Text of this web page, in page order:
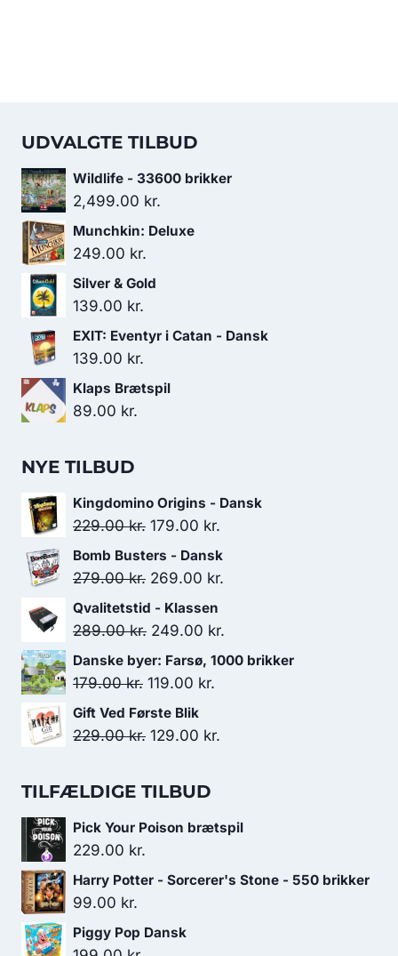
UDVALGTE TILBUD
Wildlife - 33600 brikker
2,499.00 kr.
Munchkin: Deluxe
249.00 kr.
Silver & Gold
139.00 kr.
EXIT: Eventyr i Catan - Dansk
139.00 kr.
Klaps Brætspil
89.00 kr.
NYE TILBUD
Kingdomino Origins - Dansk
229.00kr. Den
oprindelige
pris
229.00 kr..
179.00 kr.
aktuelle
pris
Bomb Busters - Dansk
279.00kr. Den
oprindelige
pris
279.00 kr..
269.00 kr.
Qvalitetstid - Klassen
289.00kr. Den
oprindelige
pris
289.00 kr..
249.00 kr.
aktuelle
Danske byer: Farsø, 1000 brikker
179.00kr. Den
oprindelige
pris
119.00 kr.
pris
Gift Ved Første Blik
229.00kr. Den
pris
229.00 kr..
129.00 kr.
129.00 kr..
TILFÆLDIGE TILBUD
Pick Your Poison brætspil
229.00 kr.
Harry Potter - Sorcerer's Stone - 550 brikker
99.00 kr.
Piggy Pop Dansk